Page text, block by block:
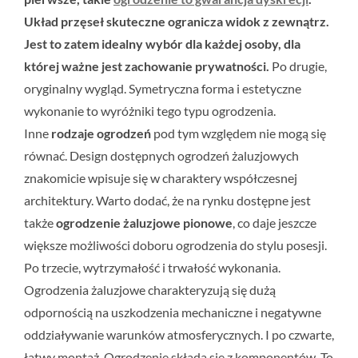
Układ przęseł skuteczne ogranicza widok z zewnątrz.
Jest to zatem idealny wybór dla każdej osoby, dla
której ważne jest zachowanie prywatności. Po drugie,
oryginalny wygląd. Symetryczna forma i estetyczne
wykonanie to wyróżniki tego typu ogrodzenia.
Inne rodzaje ogrodzeń pod tym względem nie mogą się
równać. Design dostępnych ogrodzeń żaluzjowych
znakomicie wpisuje się w charaktery współczesnej
architektury. Warto dodać, że na rynku dostępne jest
takżeogrodzenie żaluzjowe pionowe, co daje jeszcze
większe możliwości doboru ogrodzenia do stylu posesji.
Po trzecie, wytrzymałość i trwałość wykonania.
Ogrodzenia żaluzjowe charakteryzują się dużą
odpornością na uszkodzenia mechaniczne i negatywne
oddziaływanie warunków atmosferycznych. I po czwarte,